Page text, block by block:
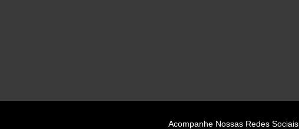
Acompanhe Nossas Redes Sociais